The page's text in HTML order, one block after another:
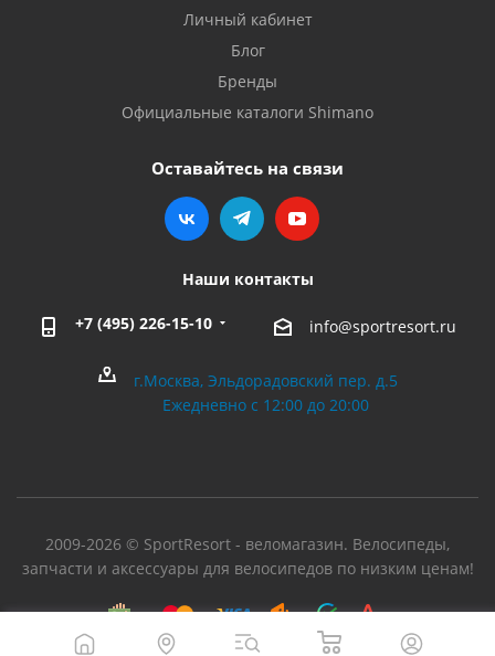
Личный кабинет
Блог
Бренды
Официальные каталоги Shimano
Оставайтесь на связи
Наши контакты
+7 (495) 226-15-10 info@sportresort.ru
г.Москва, Эльдорадовский пер. д.5
Ежедневно с 12:00 до 20:00
2009-2026 © SportResort - веломагазин. Велосипеды,
запчасти и аксессуары для велосипедов по низким ценам!